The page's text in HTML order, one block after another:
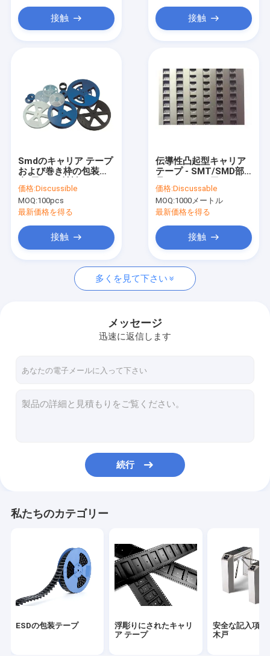
企業情報
会社案内
お問い合わせ
ニュース
すべての場合
ESDの包装テープ
安全な記入項目の回転木戸
クリーンルームの付属品
ESDのプラスチック皿
反静的な付属品
接触 接触
Smdのキャリア テープ
および巻き枠の包装の
価格:Discussible
MOQ:100pcs
最新価格を得る
接触
伝導性凸起型キャリア
テープ - SMT/SMD部
ROHS&SGS認証
価格:Discussable
MOQ:1000メートル
最新価格を得る
接触
多くを見て下さい
メッセージ
迅速に返信します
続行
私たちのカテゴリー
ESDの包装テープ
浮彫りにされたキャリ
ア テープ
安全な記入項目
木戸